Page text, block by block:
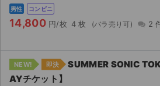
男性 コンビニ
14,800 円/枚 4 枚 2
NEW! 即決
SUMMER SONIC
AYチケット】